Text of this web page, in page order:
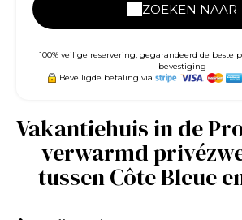
ZOEKEN NAAR
100% veilige reservering, gegarandeerd de beste
bevestiging
Beveiligde betaling via
Vakantiehuis in de
verwarmd
tussen Côte Bleue